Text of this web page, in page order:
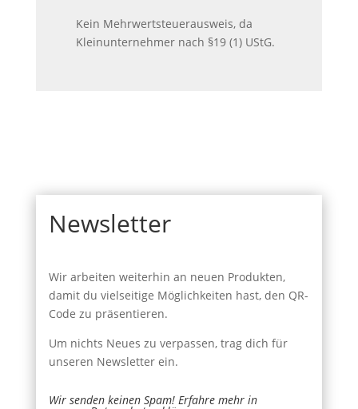
Kein Mehrwertsteuerausweis, da
Kleinunternehmer nach §19 (1) UStG.
Newsletter
Wir arbeiten weiterhin an neuen Produkten,
damit du vielseitige Möglichkeiten hast, den QR-
Code zu präsentieren.
Um nichts Neues zu verpassen, trag dich für
unseren Newsletter ein.
Wir senden keinen Spam! Erfahre mehr in